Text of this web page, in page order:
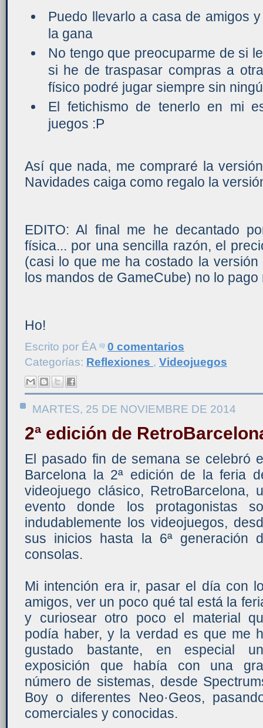
Puedo llevarlo a casa de amigos
la gana
No tengo que preocuparme de si
si he de traspasar compras a
físico podré jugar siempre sin
El fetichismo de tenerlo en mi
juegos :P
Así que nada, me compraré la
Navidades caiga como regalo la
EDITO: Al final me he decantado
física... por una sencilla razón, el
(casi lo que me ha costado la
los mandos de GameCube) no lo
Ho!
Escrito por ÉA
0 comentarios
Categorías: Reflexiones , Videojuegos
MARTES, 25 DE NOVIEMBRE DE 2014
2ª edición de
El pasado fin de semana se celebró
Barcelona la 2ª edición de la feria
videojuego clásico, RetroBarcelona,
evento donde los protagonistas
indudablemente los videojuegos,
sus inicios hasta la 6ª generación
consolas.
Mi intención era ir, pasar el día con
amigos, ver un poco qué tal está la
y curiosear otro poco el material
podía haber, y la verdad es que me
gustado bastante, en especial
exposición que había con una
número de sistemas, desde
Boy o diferentes Neo·Geos,
comerciales y conocidas.